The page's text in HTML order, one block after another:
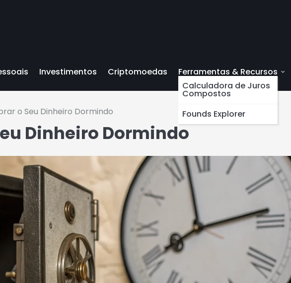
Investimentos Criptomoedas
Ferramentas & Recursos
Calculadora de Juros
Compostos
Founds Explorer
o Seu Dinheiro Dormindo
Dinheiro Dormindo